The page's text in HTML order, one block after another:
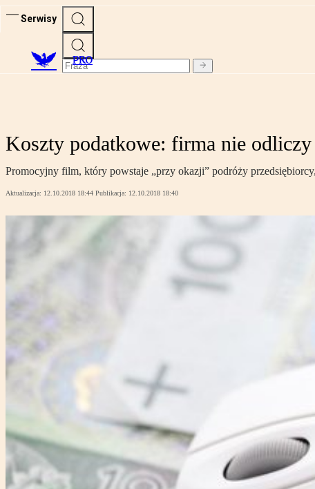
Serwisy
PRO
Koszty podatkowe: firma nie
Promocyjny film, który powstaje „przy okazji” podróży
Aktualizacja: 12.10.2018 18:44 Publikacja: 12.10.2018 18:40